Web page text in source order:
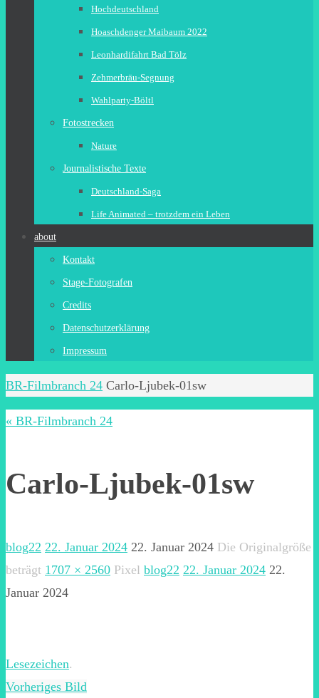
Hochdeutschland
Hoaschdenger Maibaum 2022
Leonhardifahrt Bad Tölz
Zehmerbräu-Segnung
Wahlparty-Böltl
Fotostrecken
Nature
Journalistische Texte
Deutschland-Saga
Life Animated – trotzdem ein Leben
about
Kontakt
Stage-Fotografen
Credits
Datenschutzerklärung
Impressum
Start
BR-Filmbranch 24 Carlo-Ljubek-01sw
« BR-Filmbranch 24
Carlo-Ljubek-01sw
blog22 22. Januar 2024 22. Januar 2024 Die Originalgröße
beträgt 1707 × 2560 Pixel blog22 22. Januar 2024 22.
Januar 2024
Lesezeichen.
Vorheriges Bild